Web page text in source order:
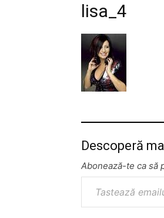
lisa_4
Descoperă
Abonează-te ca să
Tastează emailul tău...